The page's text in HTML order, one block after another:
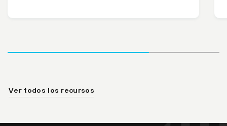
Ver todos los recursos